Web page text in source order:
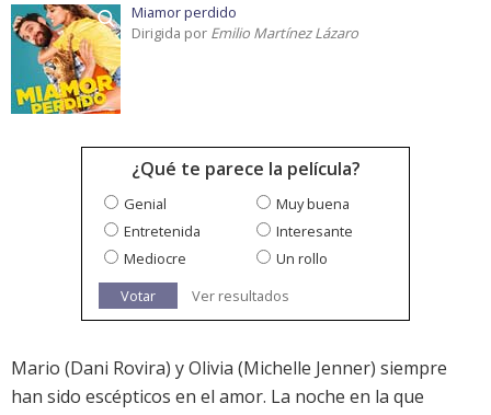
Miamor perdido
Dirigida por Emilio Martínez Lázaro
¿Qué te parece la película?
Genial
Muy buena
Entretenida
Interesante
Mediocre
Un rollo
Votar
Ver resultados
Mario (Dani Rovira) y Olivia (Michelle Jenner) siempre
han sido escépticos en el amor. La noche en la que